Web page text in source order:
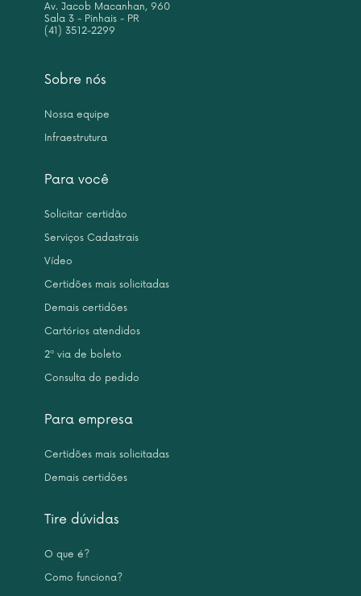
Sobre nós
Nossa equipe
Infraestrutura
Para você
Solicitar certidão
Serviços Cadastrais
Vídeo
Certidões mais solicitadas
Demais certidões
Cartórios atendidos
2ª via de boleto
Consulta do pedido
Para empresa
Certidões mais solicitadas
Demais certidões
Tire dúvidas
O que é?
Como funciona?
Av. Jacob Macanhan, 960
Sala 3 - Pinhais - PR
(41) 3512-2299